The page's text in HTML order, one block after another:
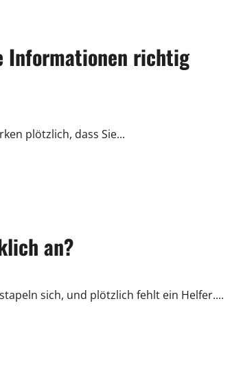
Informationen richtig
plötzlich, dass Sie...
an?
sich, und plötzlich fehlt ein Helfer....